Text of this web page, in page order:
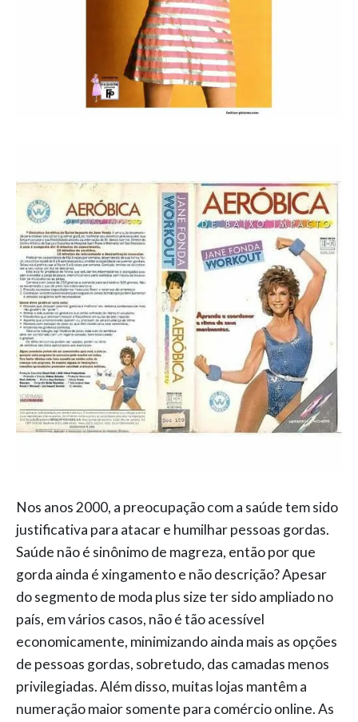
Nos anos 2000, a preocupação com a saúde tem sido
justificativa para atacar e humilhar pessoas gordas.
Saúde não é sinônimo de magreza, então por que
gorda ainda é xingamento e não descrição? Apesar
do segmento de moda plus size ter sido ampliado no
país, em vários casos, não é tão acessível
economicamente, minimizando ainda mais as opções
de pessoas gordas, sobretudo, das camadas menos
privilegiadas. Além disso, muitas lojas mantêm a
numeração maior somente para comércio online. As